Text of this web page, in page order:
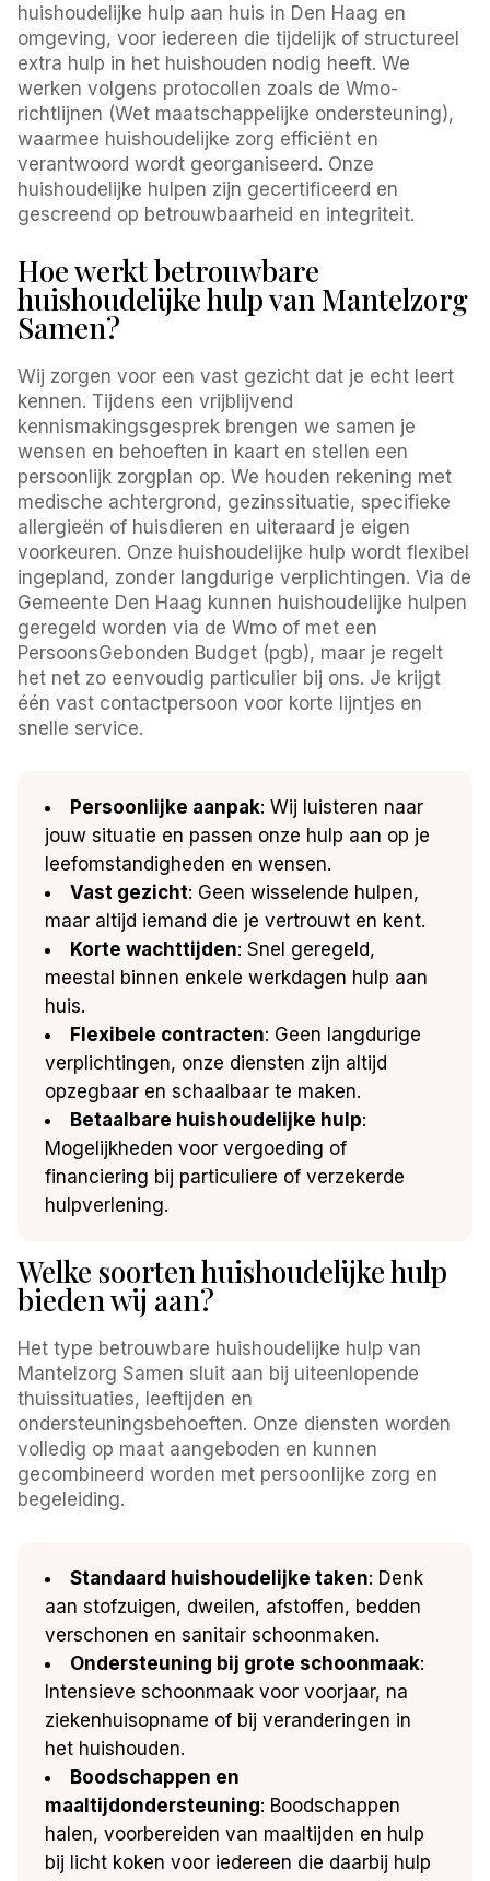
huishoudelijke hulp aan huis in Den Haag en
omgeving, voor iedereen die tijdelijk of structureel
extra hulp in het huishouden nodig heeft. We
werken volgens protocollen zoals de Wmo-
richtlijnen (Wet maatschappelijke ondersteuning),
waarmee huishoudelijke zorg efficiënt en
verantwoord wordt georganiseerd. Onze
huishoudelijke hulpen zijn gecertificeerd en
gescreend op betrouwbaarheid en integriteit.
Hoe werkt betrouwbare
huishoudelijke hulp van Mantelzorg
Samen?
Wij zorgen voor een vast gezicht dat je echt leert
kennen. Tijdens een vrijblijvend
kennismakingsgesprek brengen we samen je
wensen en behoeften in kaart en stellen een
persoonlijk zorgplan op. We houden rekening met
medische achtergrond, gezinssituatie, specifieke
allergieën of huisdieren en uiteraard je eigen
voorkeuren. Onze huishoudelijke hulp wordt flexibel
ingepland, zonder langdurige verplichtingen. Via de
Gemeente Den Haag kunnen huishoudelijke hulpen
geregeld worden via de Wmo of met een
PersoonsGebonden Budget (pgb), maar je regelt
het net zo eenvoudig particulier bij ons. Je krijgt
één vast contactpersoon voor korte lijntjes en
snelle service.
Persoonlijke aanpak: Wij luisteren naar
jouw situatie en passen onze hulp aan op je
leefomstandigheden en wensen.
Vast gezicht: Geen wisselende hulpen,
maar altijd iemand die je vertrouwt en kent.
Korte wachttijden: Snel geregeld,
meestal binnen enkele werkdagen hulp aan
huis.
Flexibele contracten: Geen langdurige
verplichtingen, onze diensten zijn altijd
opzegbaar en schaalbaar te maken.
Betaalbare huishoudelijke hulp:
Mogelijkheden voor vergoeding of
financiering bij particuliere of verzekerde
hulpverlening.
Welke soorten huishoudelijke hulp
bieden wij aan?
Het type betrouwbare huishoudelijke hulp van
Mantelzorg Samen sluit aan bij uiteenlopende
thuissituaties, leeftijden en
ondersteuningsbehoeften. Onze diensten worden
volledig op maat aangeboden en kunnen
gecombineerd worden met persoonlijke zorg en
begeleiding.
Standaard huishoudelijke taken: Denk
aan stofzuigen, dweilen, afstoffen, bedden
verschonen en sanitair schoonmaken.
Ondersteuning bij grote schoonmaak:
Intensieve schoonmaak voor voorjaar, na
ziekenhuisopname of bij veranderingen in
het huishouden.
Boodschappen en
maaltijdondersteuning: Boodschappen
halen, voorbereiden van maaltijden en hulp
bij licht koken voor iedereen die daarbij hulp